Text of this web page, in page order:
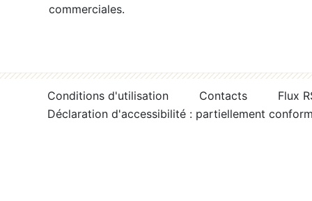
commerciales.
Conditions d'utilisation Contacts
Flux
Déclaration d'accessibilité : partiellement